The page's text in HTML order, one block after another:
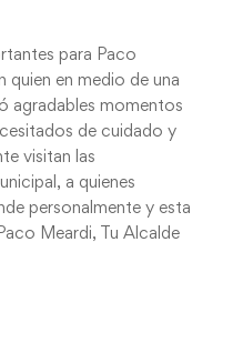
para Paco
quien en medio de una
agradables momentos
de cuidado y
visitan las
a quienes
personalmente y esta
Meardi, Tu Alcalde